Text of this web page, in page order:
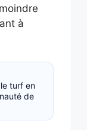
à
turf en
de